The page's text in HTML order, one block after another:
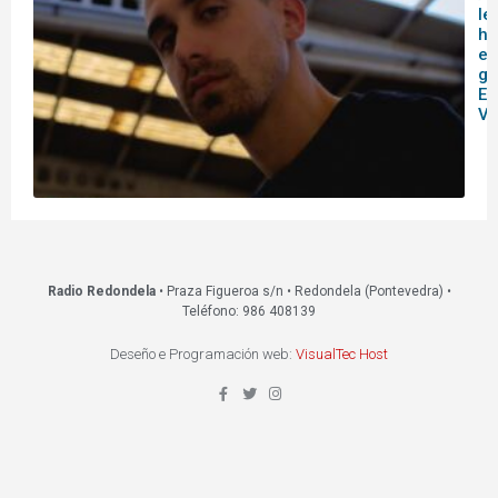
en
Radio Redondela• Praza Figueroa s/n • Redondela (Pontevedra) •
Teléfono: 986 408139
Deseño e Programación web: VisualTec Host